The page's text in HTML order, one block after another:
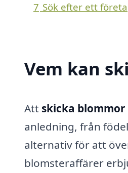
7 Sök efter ett
Vem kan
Att skicka blommor
anledning, från
alternativ för att
blomsteraffärer